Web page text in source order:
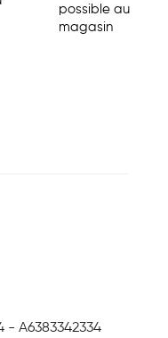
possible au
magasin
- A6383342334